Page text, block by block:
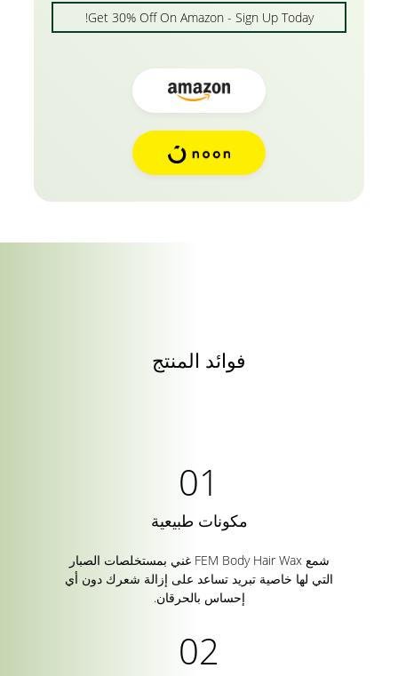
Get 30% Off On Amazon - Sign Up Today!
فوائد المنتج
مكونات طبيعية
شمع FEM Body Hair Wax غني بمستخلصات الصبار
التي لها خاصية تبريد تساعد على إزالة شعرك دون أي
إحساس بالحرقان.